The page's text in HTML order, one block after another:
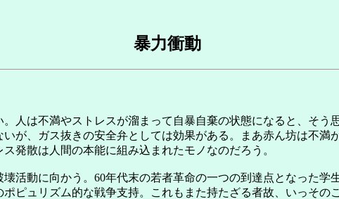
暴力衝動
人は不満やストレスが溜まって自暴自棄の状態になると、そう
が、ガス抜きの安全弁としては効果がある。まあ赤ん坊は不
発散は人間の本能に組み込まれたモノなのだろう。
活動に向かう。60年代末の若者革命の一つの到達点となった
ピュリズム的な戦争支持。これもまた持たざる者故、いっそ